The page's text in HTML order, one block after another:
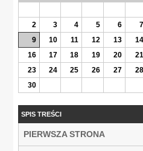
2
3 4 5 6 7
9
10 11 12 13 14
16
17 18 19 20 21
23
24 25 26 27 28
30
SPIS TREŚCI
PIERWSZA STRONA